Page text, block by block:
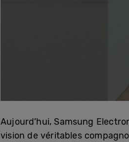
Aujourd’hui, Samsung
vision de véritables